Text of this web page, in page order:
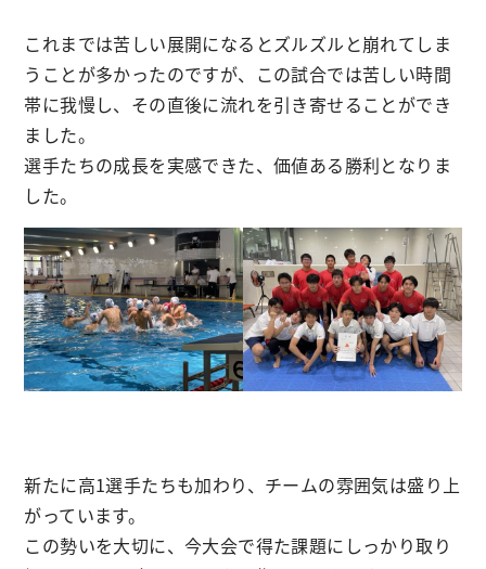
これまでは苦しい展開になるとズルズルと崩れてしま
うことが多かったのですが、この試合では苦しい時間
帯に我慢し、その直後に流れを引き寄せることができ
ました。
選手たちの成長を実感できた、価値ある勝利となりま
した。
新たに高1選手たちも加わり、チームの雰囲気は盛り上
がっています。
この勢いを大切に、今大会で得た課題にしっかり取り